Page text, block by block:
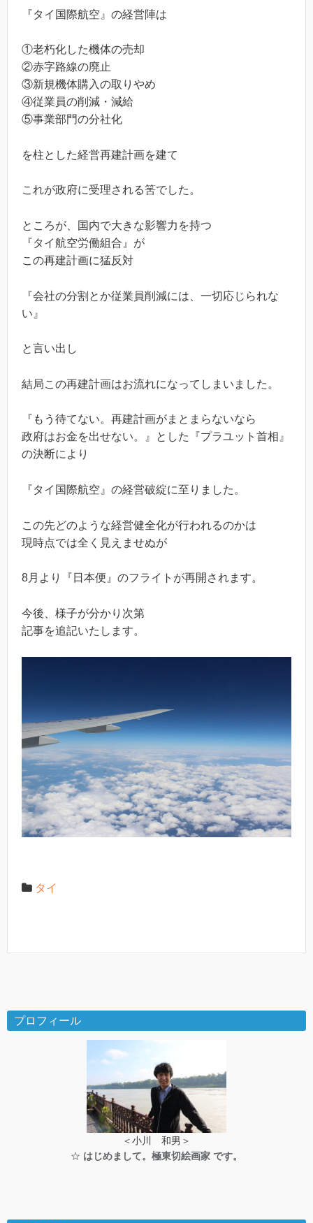
『タイ国際航空』の経営陣は
①老朽化した機体の売却
②赤字路線の廃止
③新規機体購入の取りやめ
④従業員の削減・減給
⑤事業部門の分社化
を柱とした経営再建計画を建て
これが政府に受理される筈でした。
ところが、国内で大きな影響力を持つ
『タイ航空労働組合』が
この再建計画に猛反対
『会社の分割とか従業員削減には、一切応じられな
い』
と言い出し
結局この再建計画はお流れになってしまいました。
『もう待てない。再建計画がまとまらないなら
政府はお金を出せない。』とした『プラユット首相』
の決断により
『タイ国際航空』の経営破綻に至りました。
この先どのような経営健全化が行われるのかは
現時点では全く見えませぬが
8月より『日本便』のフライトが再開されます。
今後、様子が分かり次第
記事を追記いたします。
タイ
プロフィール
＜小川 和男＞
☆ はじめまして。極東切絵画家 です。